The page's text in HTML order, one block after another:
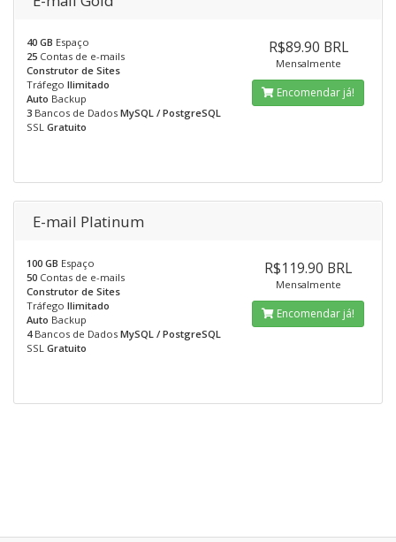
40 GB Espaço
25 Contas de e-mails
Construtor de Sites
Tráfego Ilimitado
Auto Backup
3 Bancos de Dados MySQL / PostgreSQL
SSL Gratuito
R$89.90 BRL
Mensalmente
Encomendar já!
E-mail Platinum
100 GB Espaço
50 Contas de e-mails
Construtor de Sites
Tráfego Ilimitado
Auto Backup
4Bancos de Dados MySQL / PostgreSQL
SSL Gratuito
R$119.90 BRL
Mensalmente
Encomendar já!